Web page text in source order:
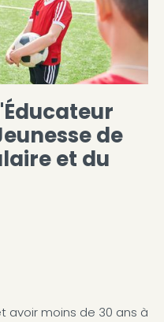
de
et du
avoir moins de 30 ans à